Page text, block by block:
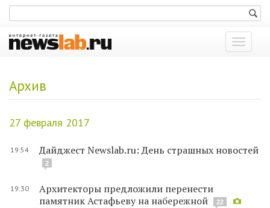
Показать
меню
Архив
27 февраля 2017
19:54 Дайджест Newslab.ru: День страшных новостей
2
19:30
Архитекторы предложили перенести
памятник Астафьеву на набережной
22